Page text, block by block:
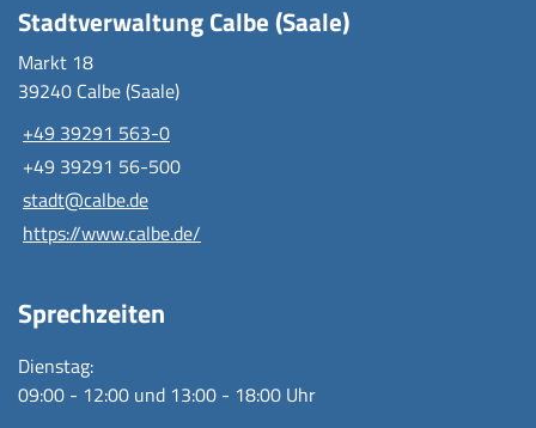
Stadtverwaltung Calbe (Saale)
Markt 18
39240 Calbe (Saale)
+49 39291 563-0
+49 39291 56-500
stadt@calbe.de
https://www.calbe.de/
Sprechzeiten
Dienstag:
09:00 - 12:00 und 13:00 - 18:00 Uhr